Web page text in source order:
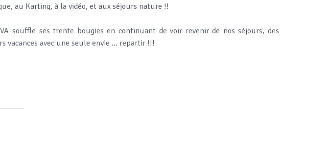
au Karting, à la vidéo, et aux séjours nature !!
souffle ses trente bougies en continuant de voir revenir de nos séjours, des
vacances avec une seule envie … repartir !!!